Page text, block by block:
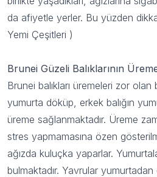
da afiyetle yerler. Bu yüzden
Yemi Çeşitleri )
Brunei Güzeli Balıklarının
Brunei balıkları üremeleri zor olan
yumurta döküp, erkek balığın
üreme sağlanmaktadır. Üreme
stres yapmamasına özen
ağızda kuluçka yaparlar.
bulmaktadır. Yavrular yumurtadan